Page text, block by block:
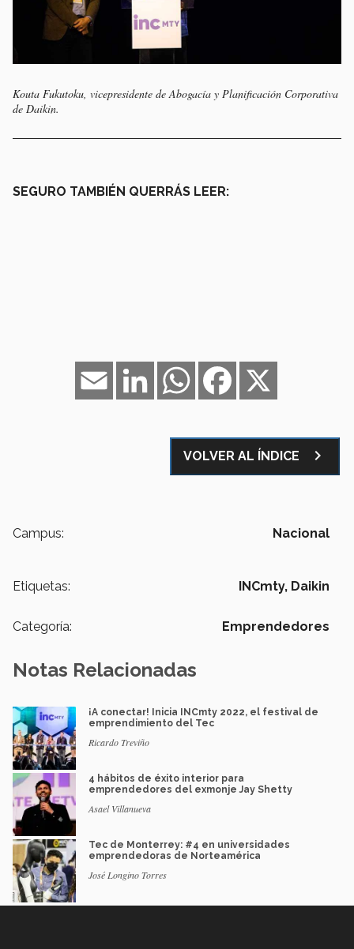
Kouta Fukutoku, vicepresidente de Abogacía y Planificación Corporativa
de Daikin.
SEGURO TAMBIÉN QUERRÁS LEER:
Facebook
WhatsApp
LinkedIn
Email
VOLVER AL ÍNDICE navigate_next
Campus: Nacional
Etiquetas: INCmty, Daikin
Categoría: Emprendedores
Notas Relacionadas
¡A conectar! Inicia INCmty 2022, el festival de
emprendimiento del Tec
Ricardo Treviño
4 hábitos de éxito interior para
emprendedores del exmonje Jay Shetty
Asael Villanueva
Tec de Monterrey: #4 en universidades
emprendedoras de Norteamérica
José Longino Torres